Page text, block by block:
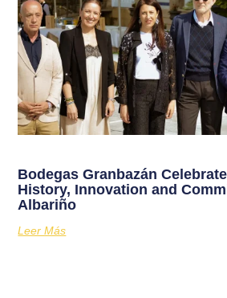
Bodegas Granbazán
History, Innovation and
Albariño
Leer Más